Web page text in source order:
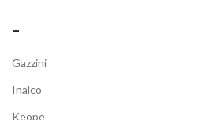
–
Gazzini
Inalco
Keope